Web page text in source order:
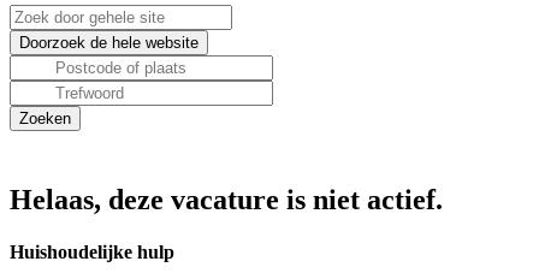
Helaas, deze vacature is niet actief.
Huishoudelijke hulp